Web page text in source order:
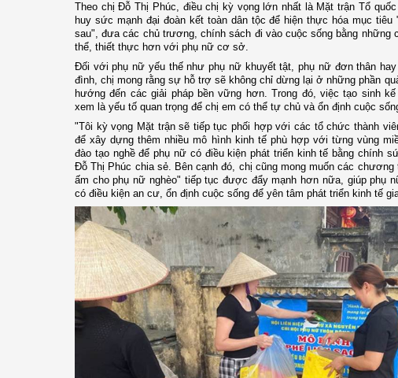
Theo chị Đỗ Thị Phúc, điều chị kỳ vọng lớn nhất là Mặt trận Tổ
huy sức mạnh đại đoàn kết toàn dân tộc để hiện thực hóa mục tiêu
sau", đưa các chủ trương, chính sách đi vào cuộc sống bằng những
thể, thiết thực hơn với phụ nữ cơ sở.
Đối với phụ nữ yếu thế như phụ nữ khuyết tật, phụ nữ đơn thân
đình, chị mong rằng sự hỗ trợ sẽ không chỉ dừng lại ở những phần
hướng đến các giải pháp bền vững hơn. Trong đó, việc tạo sinh
xem là yếu tố quan trọng để chị em có thể tự chủ và ổn định cuộc
"Tôi kỳ vọng Mặt trận sẽ tiếp tục phối hợp với các tổ chức thành
để xây dựng thêm nhiều mô hình kinh tế phù hợp với từng vùng
đào tạo nghề để phụ nữ có điều kiện phát triển kinh tế bằng chính
Đỗ Thị Phúc chia sẻ. Bên cạnh đó, chị cũng mong muốn các
ấm cho phụ nữ nghèo" tiếp tục được đẩy mạnh hơn nữa, giúp phụ
có điều kiện an cư, ổn định cuộc sống để yên tâm phát triển kinh tế